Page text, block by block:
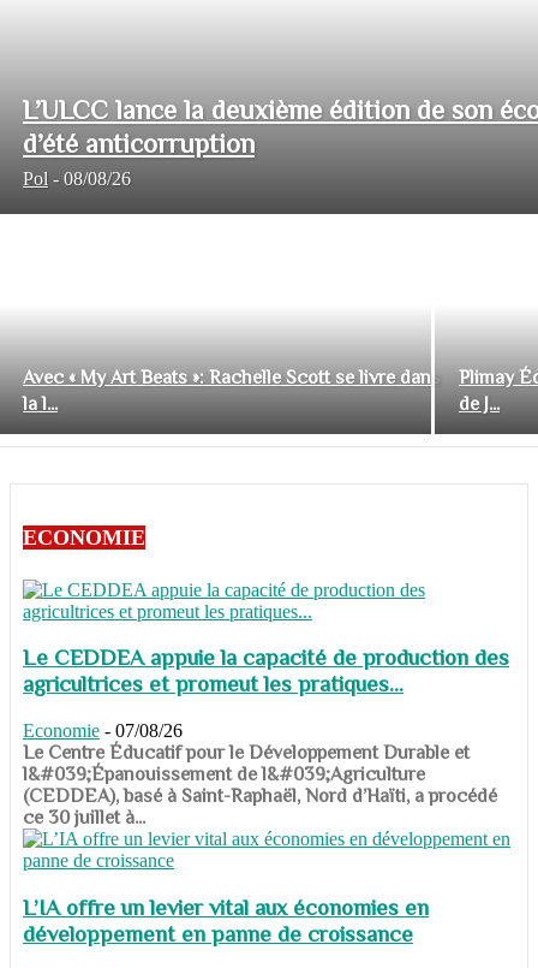
L’ULCC lance la deuxième édition de son
d’été anticorruption
Pol - 08/08/26
Avec « My Art Beats »: Rachelle Scott se livre dans
la l...
Plimay
de J...
ECONOMIE
Le CEDDEA appuie la capacité de production des
agricultrices et promeut les pratiques...
Economie - 07/08/26
​​​​​​​Le Centre Éducatif pour le Développement Durable et
l&#039;Épanouissement de l&#039;Agriculture
(CEDDEA), basé à Saint-Raphaël, Nord d’Haïti, a procédé
ce 30 juillet à...
L’IA offre un levier vital aux économies en
développement en panne de croissance